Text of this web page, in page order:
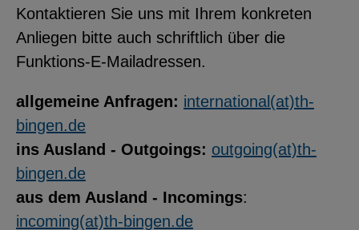
Kontaktieren Sie uns mit Ihrem konkreten
Anliegen bitte auch schriftlich über die
Funktions-E-Mailadressen.
allgemeine Anfragen: international(at)th-
bingen.de
ins Ausland - Outgoings: outgoing(at)th-
bingen.de
aus dem Ausland - Incomings:
incoming(at)th-bingen.de